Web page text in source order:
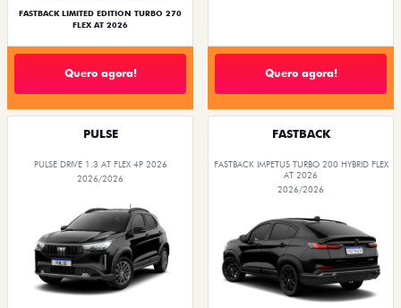
FASTBACK LIMITED EDITION TURBO 270
FLEX AT 2026
Quero agora! Quero agora!
PULSE
PULSE DRIVE 1.3 AT FLEX 4P 2026
2026/2026
FASTBACK
FASTBACK IMPETUS TURBO 200 HYBRID FLEX
AT 2026
2026/2026